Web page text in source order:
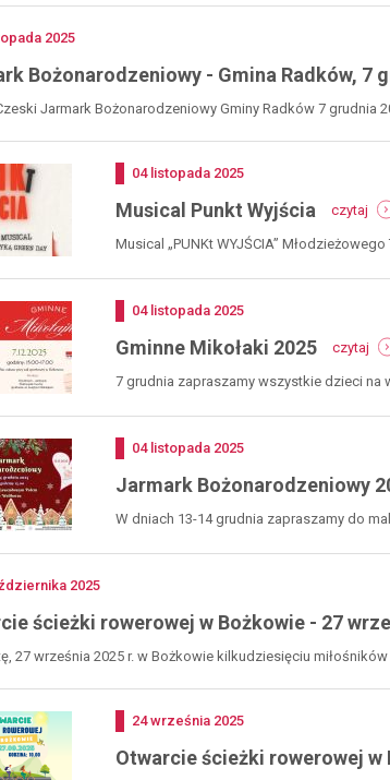
2025
Bożonarodzeniowy - Gmina Radków, 7
Jarmark Bożonarodzeniowy Gminy Radków 7 grudnia
Dodano
04 listopada 2025
Musical Punkt Wyjścia czytaj
Musical „PUNKt WYJŚCIA”
Dodano
04 listopada 2025
Gminne Mikołaki 2025 czytaj
7 grudnia zapraszamy wszystkie dzieci na
Dodano
04 listopada 2025
Jarmark Bożonarodzeniowy
W dniach 13-14 grudnia zapraszamy do
2025
ścieżki rowerowej w Bożkowie - 27
27 września 2025 r. w Bożkowie kilkudziesięciu miłośników
Dodano
24 września 2025
Otwarcie ścieżki rowerowej w